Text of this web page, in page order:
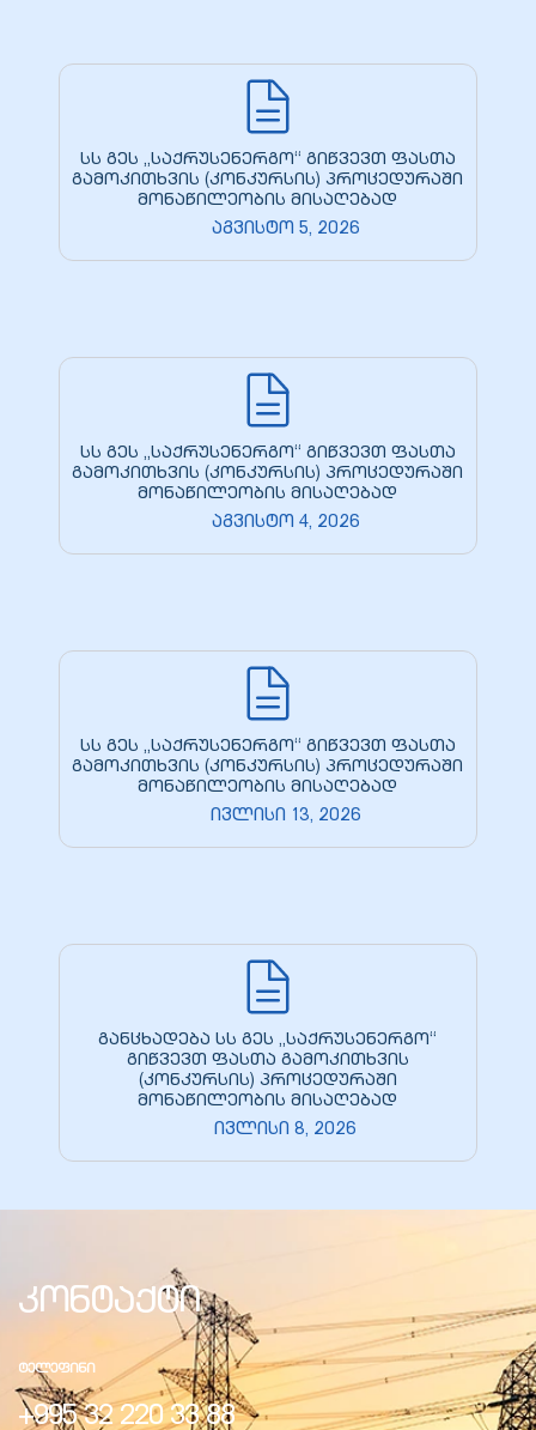
სს გეს „საქრუსენერგო“ გიწვევთ ფასთა
გამოკითხვის (კონკურსის) პროცედურაში
მონაწილეობის მისაღებად
აგვისტო 5, 2026
სს გეს „საქრუსენერგო“ გიწვევთ ფასთა
გამოკითხვის (კონკურსის) პროცედურაში
მონაწილეობის მისაღებად
აგვისტო 4, 2026
სს გეს „საქრუსენერგო“ გიწვევთ ფასთა
გამოკითხვის (კონკურსის) პროცედურაში
მონაწილეობის მისაღებად
ივლისი 13, 2026
განცხადება სს გეს „საქრუსენერგო“
გიწვევთ ფასთა გამოკითხვის
(კონკურსის) პროცედურაში
მონაწილეობის მისაღებად
ივლისი 8, 2026
კონტაქტი
ᲢᲔᲚᲔᲤᲘᲜᲘ
+995 32 220 33 88